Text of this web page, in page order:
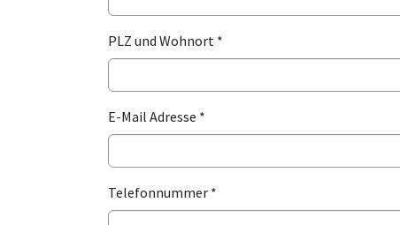
PLZ und Wohnort *
E-Mail Adresse *
Telefonnummer *